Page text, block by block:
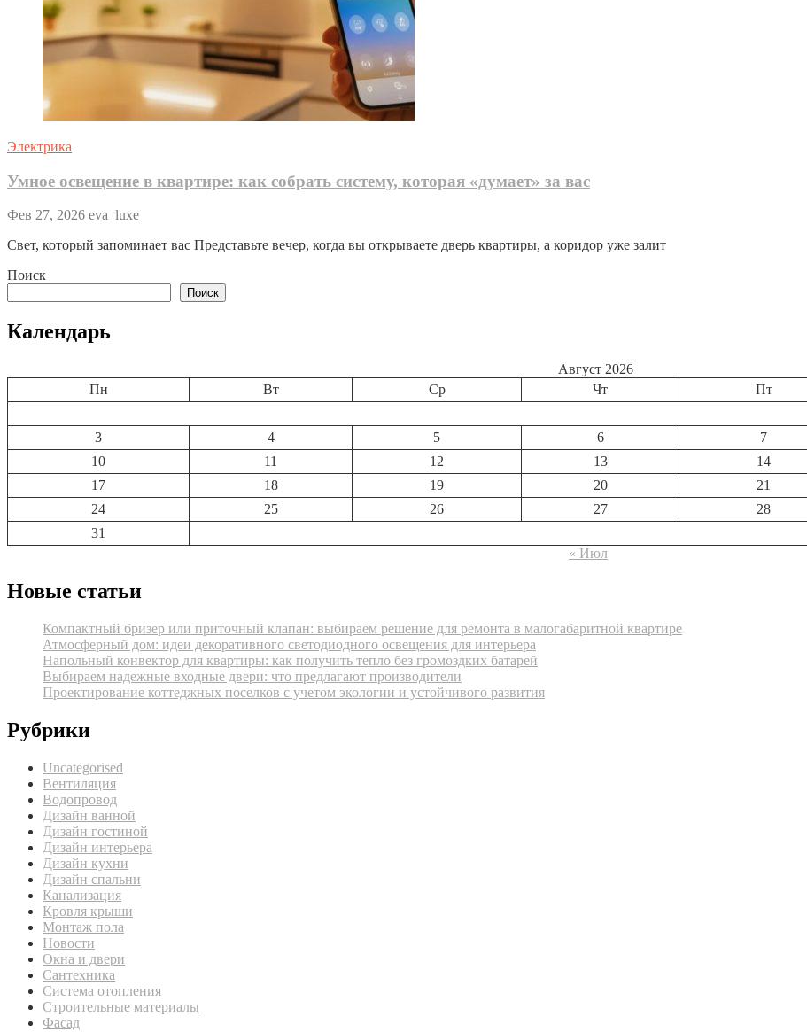
Электрика
Умное освещение в квартире: как собрать систему, которая «думает» за вас
Фев 27, 2026 eva_luxe
Свет, который запоминает вас Представьте вечер, когда вы открываете дверь квартиры, а коридор уже залит
Поиск
Поиск
Календарь
Август 2026
Пн
Вт Ср Чт Пт
3
4 5 6 7
10
11 12 13 14
17
18 19 20 21
24
25 26 27 28
31
« Июл
Новые статьи
Компактный бризер или приточный клапан: выбираем решение для ремонта в малогабаритной квартире
Атмосферный дом: идеи декоративного светодиодного освещения для интерьера
Напольный конвектор для квартиры: как получить тепло без громоздких батарей
Выбираем надежные входные двери: что предлагают производители
Проектирование коттеджных поселков с учетом экологии и устойчивого развития
Рубрики
Uncategorised
Вентиляция
Водопровод
Дизайн ванной
Дизайн гостиной
Дизайн интерьера
Дизайн кухни
Дизайн спальни
Канализация
Кровля крыши
Монтаж пола
Новости
Окна и двери
Сантехника
Система отопления
Строительные материалы
Фасад